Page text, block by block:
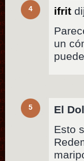
4 ifrit
un
5 El
Esto